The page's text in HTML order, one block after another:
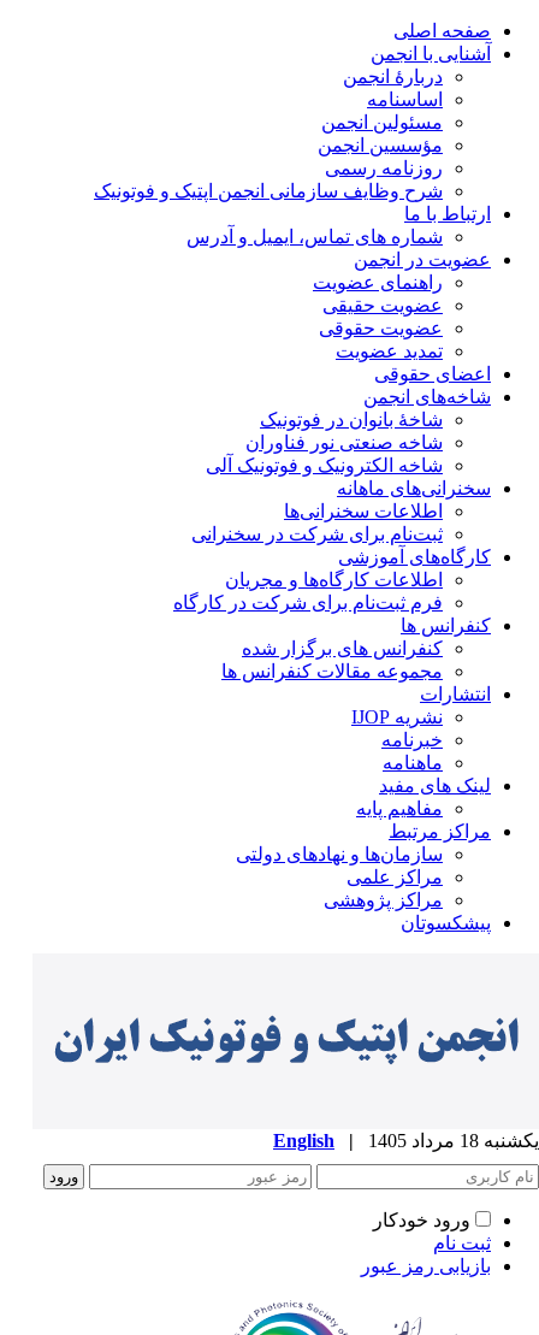
صفحه اصلی
آشنایی با انجمن
دربارۀ انجمن
اساسنامه
مسئولین انجمن
مؤسسین انجمن
روزنامه رسمی
شرح وظایف سازمانی انجمن اپتیک و فوتونیک
ارتباط با ما
شماره های تماس، ایمیل و آدرس
عضویت در انجمن
راهنمای عضویت
عضویت حقیقی
عضویت حقوقی
تمدید عضویت
اعضای حقوقی
شاخه‌های انجمن
شاخۀ بانوان در فوتونیک
شاخه صنعتی نور فناوران
شاخه‌ الکترونیک و فوتونیک آلی
سخنرانی‌های ماهانه
اطلاعات سخنرانی‌‌ها
ثبت‌نام برای شرکت در سخنرانی
کارگاه‌های آموزشی
اطلاعات کارگاه‌ها و مجریان
فرم ثبت‌نام برای شرکت در کارگاه
کنفرانس ها
کنفرانس های برگزار شده
مجموعه مقالات کنفرانس ها
انتشارات
نشریه IJOP
خبرنامه
ماهنامه
لینک های مفید
مفاهیم پایه
مراکز مرتبط
سازمان‌ها و نهادهای دولتی
مراکز علمی
مراکز پژوهشی
پیشکسوتان
18 مرداد 1405 |
English
ورود خودکار
ثبت نام
بازیابی رمز عبور